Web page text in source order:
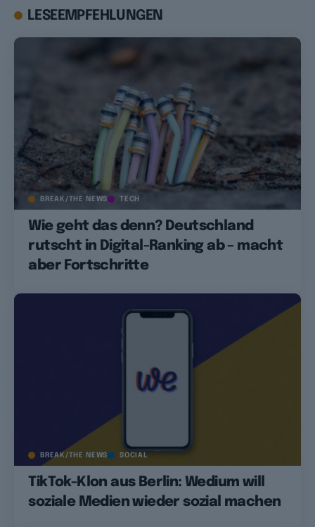
LESEEMPFEHLUNGEN
BREAK/THE NEWS TECH
Wie geht das denn? Deutschland
rutscht in Digital-Ranking ab – macht
aber Fortschritte
BREAK/THE NEWS SOCIAL
TikTok-Klon aus Berlin: Wedium will
soziale Medien wieder sozial machen